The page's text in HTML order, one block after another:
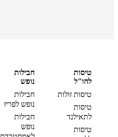
טיסות
לחו"ל
טיסות זולות
טיסות
לתאילנד
טיסות
חבילות
נופש
חבילות
נופש לפריז
חבילות
נופש